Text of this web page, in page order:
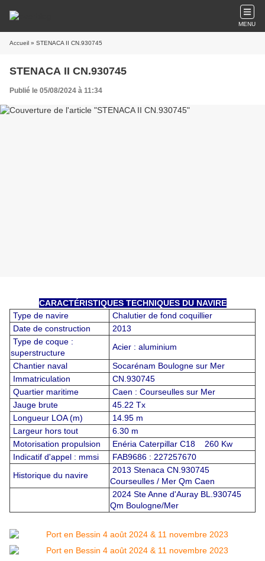
MENU
Accueil » STENACA II CN.930745
STENACA II CN.930745
Publié le 05/08/2024 à 11:34
CARACTÉRISTIQUES TECHNIQUES DU NAVIRE
Type de navire
Chalutier de fond coquillier
Date de construction
2013
Type de coque :
superstructure
Acier : aluminium
Chantier naval
Socarénam Boulogne sur Mer
Immatriculation
CN.930745
Quartier maritime
Caen : Courseulles sur Mer
Jauge brute
45.22 Tx
Longueur LOA (m)
14.95 m
Largeur hors tout
6.30 m
Motorisation propulsion
Enéria Caterpillar C18 260 Kw
Indicatif d'appel : mmsi
FAB9686 : 227257670
Historique du navire
2013 Stenaca CN.930745
Courseulles / Mer Qm Caen
2024 Ste Anne d'Auray BL.930745
Qm Boulogne/Mer